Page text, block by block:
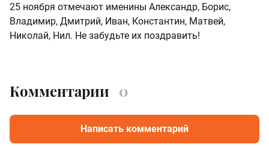
25 ноября отмечают именины Александр, Борис,
Владимир, Дмитрий, Иван, Константин, Матвей,
Николай, Нил. Не забудьте их поздравить!
Комментарии 0
Написать комментарий